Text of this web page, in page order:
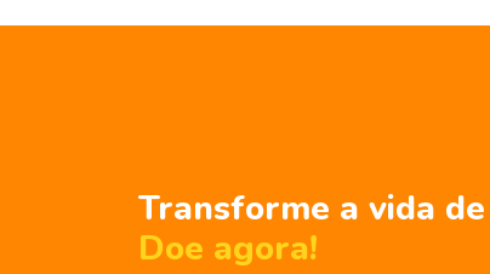
Transforme a vida
Doe agora!